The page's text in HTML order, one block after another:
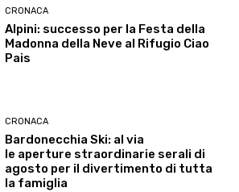
CRONACA
Alpini: successo per la Festa della
Madonna della Neve al Rifugio Ciao
Pais
CRONACA
Bardonecchia Ski: al via
le aperture straordinarie serali di
agosto per il divertimento di tutta
la famiglia